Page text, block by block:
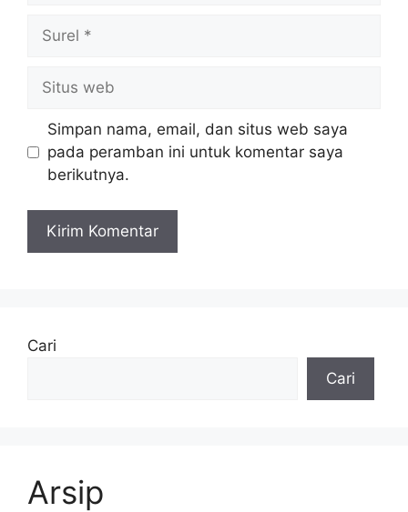
Surel
Situs
web
Simpan nama, email, dan situs web saya
pada peramban ini untuk komentar saya
berikutnya.
Cari
Cari
Arsip